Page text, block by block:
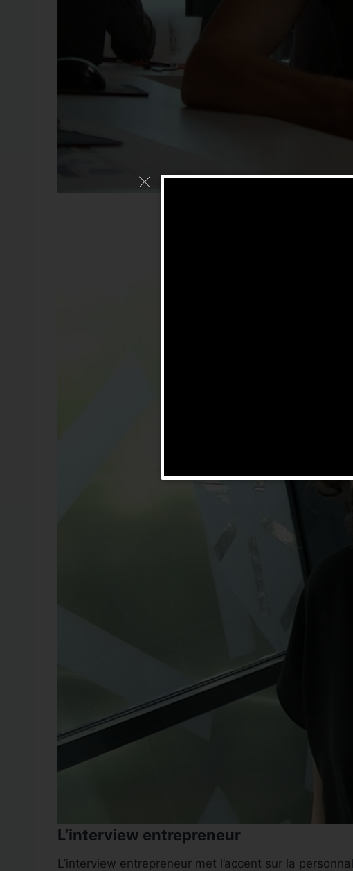
L’interview entrepreneur
L’interview entrepreneur met l’accent sur la